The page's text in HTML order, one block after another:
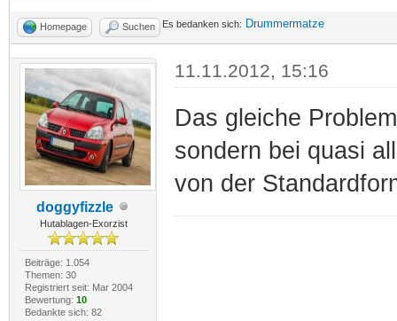
Homepage Suchen Es bedanken sich: Drummermatze
doggyfizzle
Hutablagen-Exorzist
Beiträge: 1.054
Themen: 30
Registriert seit: Mar 2004
Bewertung: 10
Bedankte sich: 82
11.11.2012, 15:16
Das gleiche
sondern bei quasi
von der